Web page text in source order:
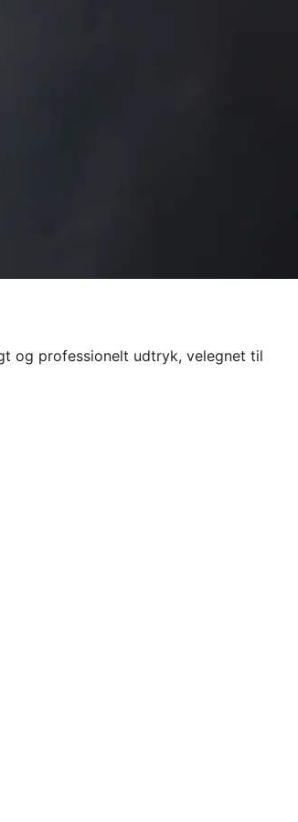
og professionelt udtryk, velegnet til